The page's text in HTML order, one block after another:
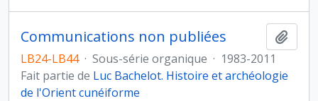
Communications non publiées
LB24-LB44 · Sous-série organique · 1983-2011
Fait partie de Luc Bachelot. Histoire et archéologie
de l'Orient cunéiforme